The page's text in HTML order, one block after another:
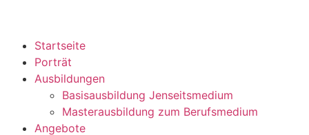
Startseite
Porträt
Ausbildungen
Basisausbildung Jenseitsmedium
Masterausbildung zum Berufsmedium
Angebote